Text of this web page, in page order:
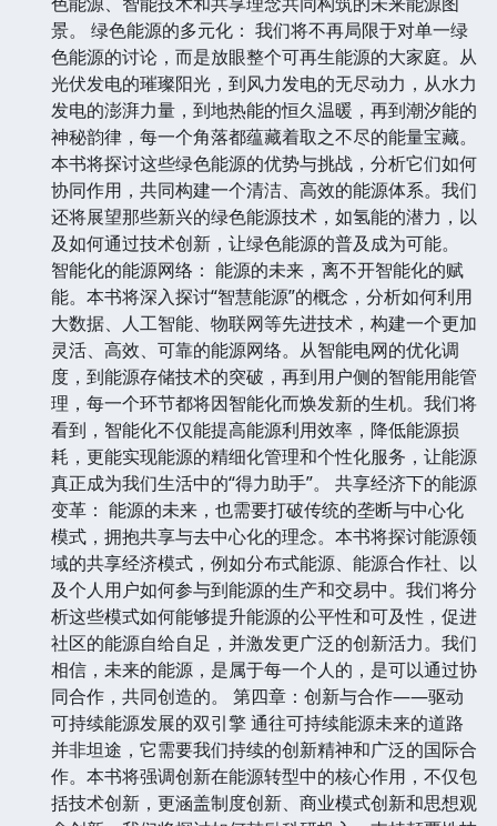
景。 绿色能源的多元化： 我们将不再局限于对单一绿
色能源的讨论，而是放眼整个可再生能源的大家庭。从
光伏发电的璀璨阳光，到风力发电的无尽动力，从水力
发电的澎湃力量，到地热能的恒久温暖，再到潮汐能的
神秘韵律，每一个角落都蕴藏着取之不尽的能量宝藏。
本书将探讨这些绿色能源的优势与挑战，分析它们如何
协同作用，共同构建一个清洁、高效的能源体系。我们
还将展望那些新兴的绿色能源技术，如氢能的潜力，以
及如何通过技术创新，让绿色能源的普及成为可能。
智能化的能源网络： 能源的未来，离不开智能化的赋
能。本书将深入探讨“智慧能源”的概念，分析如何利用
大数据、人工智能、物联网等先进技术，构建一个更加
灵活、高效、可靠的能源网络。从智能电网的优化调
度，到能源存储技术的突破，再到用户侧的智能用能管
理，每一个环节都将因智能化而焕发新的生机。我们将
看到，智能化不仅能提高能源利用效率，降低能源损
耗，更能实现能源的精细化管理和个性化服务，让能源
真正成为我们生活中的“得力助手”。 共享经济下的能源
变革： 能源的未来，也需要打破传统的垄断与中心化
模式，拥抱共享与去中心化的理念。本书将探讨能源领
域的共享经济模式，例如分布式能源、能源合作社、以
及个人用户如何参与到能源的生产和交易中。我们将分
析这些模式如何能够提升能源的公平性和可及性，促进
社区的能源自给自足，并激发更广泛的创新活力。我们
相信，未来的能源，是属于每一个人的，是可以通过协
同合作，共同创造的。 第四章：创新与合作——驱动
可持续能源发展的双引擎 通往可持续能源未来的道路
并非坦途，它需要我们持续的创新精神和广泛的国际合
作。本书将强调创新在能源转型中的核心作用，不仅包
括技术创新，更涵盖制度创新、商业模式创新和思想观